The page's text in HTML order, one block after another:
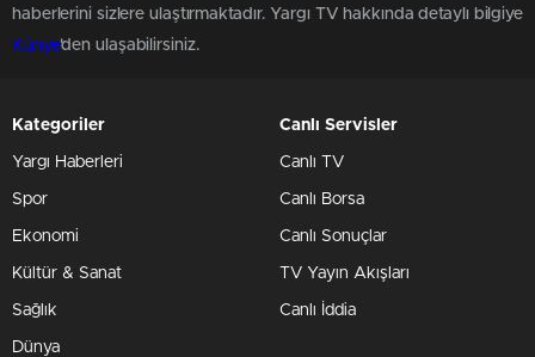
haberlerini sizlere ulaştırmaktadır. Yargı TV hakkında detaylı bilgiye
Künye'den ulaşabilirsiniz.
Kategoriler
Yargı Haberleri
Spor
Ekonomi
Kültür & Sanat
Sağlık
Dünya
Canlı Servisler
Canlı TV
Canlı Borsa
Canlı Sonuçlar
TV Yayın Akışları
Canlı İddia